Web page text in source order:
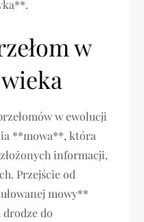
w
w ewolucji
**mowa**, która
informacji,
Przejście od
mowy**
do